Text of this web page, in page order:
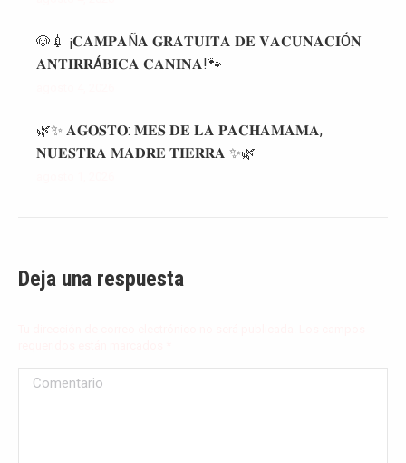
🐶💉 ¡𝐂𝐀𝐌𝐏𝐀Ñ𝐀 𝐆𝐑𝐀𝐓𝐔𝐈𝐓𝐀 𝐃𝐄 𝐕𝐀𝐂𝐔𝐍𝐀𝐂𝐈Ó𝐍
𝐀𝐍𝐓𝐈𝐑𝐑Á𝐁𝐈𝐂𝐀 𝐂𝐀𝐍𝐈𝐍𝐀!🐾
🌿✨ 𝐀𝐆𝐎𝐒𝐓𝐎: 𝐌𝐄𝐒 𝐃𝐄 𝐋𝐀 𝐏𝐀𝐂𝐇𝐀𝐌𝐀𝐌𝐀,
𝐍𝐔𝐄𝐒𝐓𝐑𝐀 𝐌𝐀𝐃𝐑𝐄 𝐓𝐈𝐄𝐑𝐑𝐀 ✨🌿
Deja una respuesta
Comentario